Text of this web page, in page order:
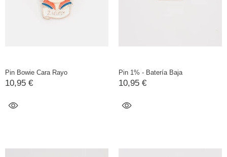
Pin Bowie Cara Rayo
10,95 €
Pin 1% - Batería Baja
10,95 €